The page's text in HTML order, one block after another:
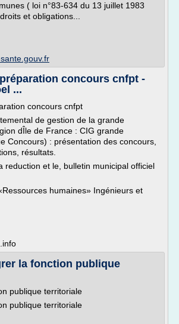
( loi n°83-634 du 13 juillet 1983
et obligations...
concours cnfpt -
...
concours cnfpt
de gestion de la grande
dÎle de France : CIG grande
Concours) : présentation des concours,
résultats.
reduction et le, bulletin municipal officiel
humaines» Ingénieurs et
la fonction publique
publique territoriale
publique territoriale